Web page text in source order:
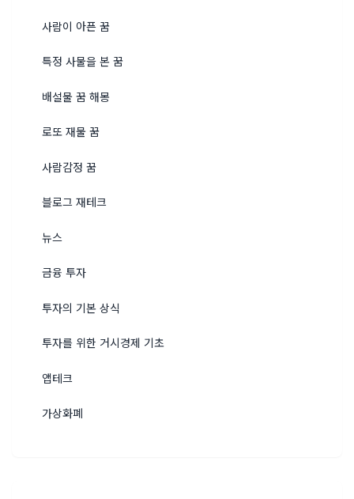
사람이 아픈 꿈
특정 사물을 본 꿈
배설물 꿈 해몽
로또 재물 꿈
사람감정 꿈
블로그 재테크
뉴스
금융 투자
투자의 기본 상식
투자를 위한 거시경제 기초
앱테크
가상화폐